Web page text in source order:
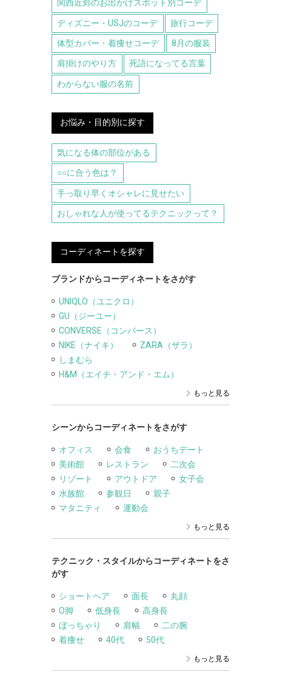
関西近郊のお出かけスポット別コーデ
ディズニー・USJのコーデ 旅行コーデ
体型カバー・着痩せコーデ 8月の服装
肩掛けのやり方 死語になってる言葉
わからない服の名前
お悩み・目的別に探す
気になる体の部位がある
○○に合う色は？
手っ取り早くオシャレに見せたい
おしゃれな人が使ってるテクニックって？
コーディネートを探す
ブランドからコーディネートをさがす
UNIQLO（ユニクロ）
GU（ジーユー）
CONVERSE（コンバース）
NIKE（ナイキ）
ZARA（ザラ）
しまむら
H&M（エイチ・アンド・エム）
もっと見る
シーンからコーディネートをさがす
オフィス 会食
おうちデート
美術館
レストラン
二次会
リゾート
アウトドア
女子会
水族館
参観日
親子
マタニティ
運動会
もっと見る
テクニック・スタイルからコーディネートをさ
がす
ショートヘア 面長
丸顔
O脚
低身長
高身長
ぼっちゃり
肩幅
二の腕
着痩せ
40代 50代
もっと見る